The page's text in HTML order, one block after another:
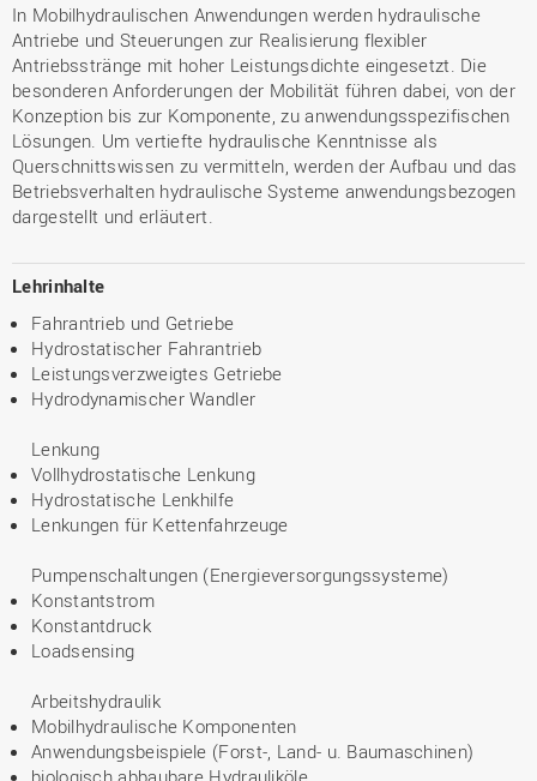
In Mobilhydraulischen Anwendungen werden hydraulische
Antriebe und Steuerungen zur Realisierung flexibler
Antriebsstränge mit hoher Leistungsdichte eingesetzt. Die
besonderen Anforderungen der Mobilität führen dabei, von der
Konzeption bis zur Komponente, zu anwendungsspezifischen
Lösungen. Um vertiefte hydraulische Kenntnisse als
Querschnittswissen zu vermitteln, werden der Aufbau und das
Betriebsverhalten hydraulische Systeme anwendungsbezogen
dargestellt und erläutert.
Lehrinhalte
Fahrantrieb und Getriebe
Hydrostatischer Fahrantrieb
Leistungsverzweigtes Getriebe
Hydrodynamischer Wandler
Lenkung
Vollhydrostatische Lenkung
Hydrostatische Lenkhilfe
Lenkungen für Kettenfahrzeuge
Pumpenschaltungen (Energieversorgungssysteme)
Konstantstrom
Konstantdruck
Loadsensing
Arbeitshydraulik
Mobilhydraulische Komponenten
Anwendungsbeispiele (Forst-, Land- u. Baumaschinen)
biologisch abbaubare Hydrauliköle